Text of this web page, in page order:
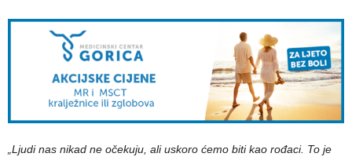
„Ljudi nas nikad ne očekuju, ali uskoro ćemo biti kao rođaci. To je